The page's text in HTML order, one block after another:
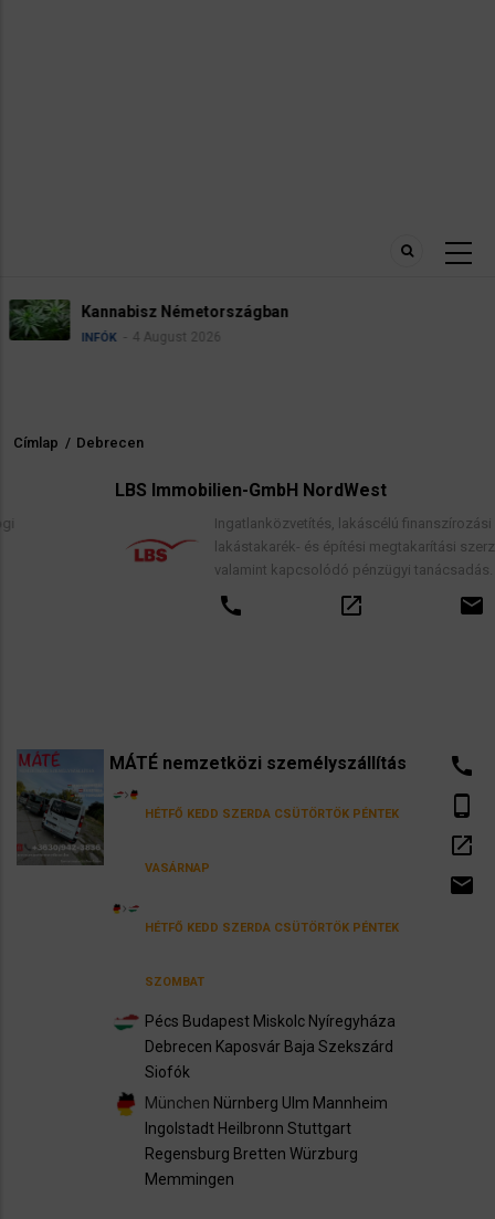
Névadási szabályok
Morzsa
Címlap / Debrecen
LBS Immobilien-GmbH NordWest
Ingatlanközvetítés, lakáscélú finanszírozási hitelek,
lakástakarék- és építési megtakarítási szerződések,
valamint kapcsolódó pénzügyi tanácsadás.
MÁTÉ nemzetközi személyszállítás
HÉTFŐ KEDD SZERDA CSÜTÖRTÖK PÉNTEK
VASÁRNAP
HÉTFŐ KEDD SZERDA CSÜTÖRTÖK PÉNTEK
SZOMBAT
Pécs Budapest Miskolc Nyíregyháza
Debrecen Kaposvár Baja Szekszárd
Siofók
München Nürnberg Ulm Mannheim
Ingolstadt Heilbronn Stuttgart
Regensburg Bretten Würzburg
Memmingen
call
phone_android
open_in_new
email